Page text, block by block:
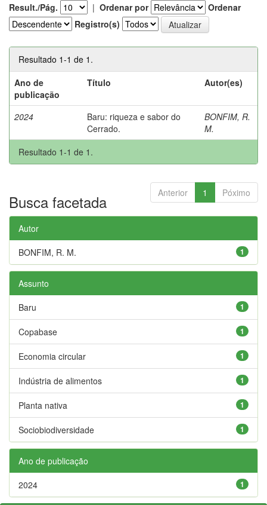
Result./Pág. | Ordenar por
Ordenar
Registro(s)
Resultado 1-1 de 1.
Ano de
publicação
Título Autor(es)
2024
Baru: riqueza e sabor do
Cerrado.
BONFIM, R.
M.
Resultado 1-1 de 1.
Anterior 1 Póximo
Busca facetada
Autor
1
BONFIM, R. M.
Assunto
1
Baru
1
Copabase
1
Economia circular
1
Indústria de alimentos
1
Planta nativa
1
Sociobiodiversidade
Ano de publicação
1
2024